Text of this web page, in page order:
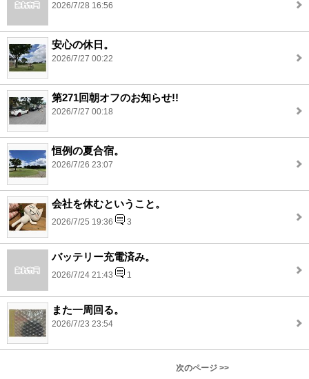
2026/7/28 16:56
安心の休日。
2026/7/27 00:22
第271回朝オフのお知らせ!!
2026/7/27 00:18
恒例の夏合宿。
2026/7/26 23:07
会社を休むということ。
2026/7/25 19:36 3
バッテリー充電済み。
2026/7/24 21:43 1
また一周回る。
2026/7/23 23:54
次のページ >>